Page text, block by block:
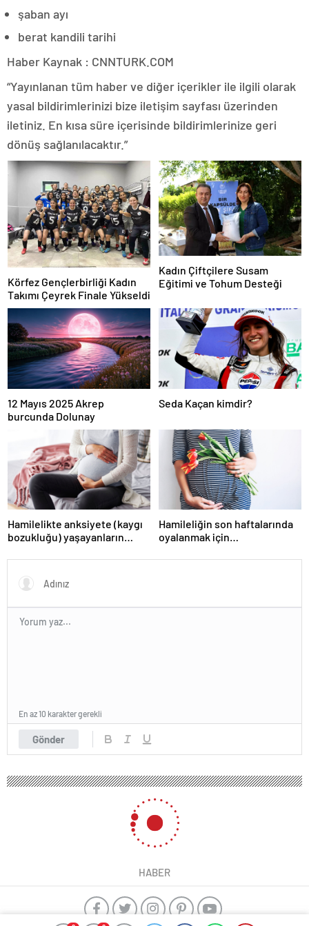
şaban ayı
berat kandili tarihi
Haber Kaynak : CNNTURK.COM
“Yayınlanan tüm haber ve diğer içerikler ile ilgili olarak
yasal bildirimlerinizi bize iletişim sayfası üzerinden
iletiniz. En kısa süre içerisinde bildirimlerinize geri
dönüş sağlanılacaktır.”
Körfez Gençlerbirliği Kadın
Takımı Çeyrek Finale Yükseldi
Kadın Çiftçilere Susam
Eğitimi ve Tohum Desteği
12 Mayıs 2025 Akrep
burcunda Dolunay
Seda Kaçan kimdir?
Hamilelikte anksiyete (kaygı
bozukluğu) yaşayanların
Hamileliğin son haftalarında
oyalanmak için…
Gönder
En az 10 karakter gerekli
HABER